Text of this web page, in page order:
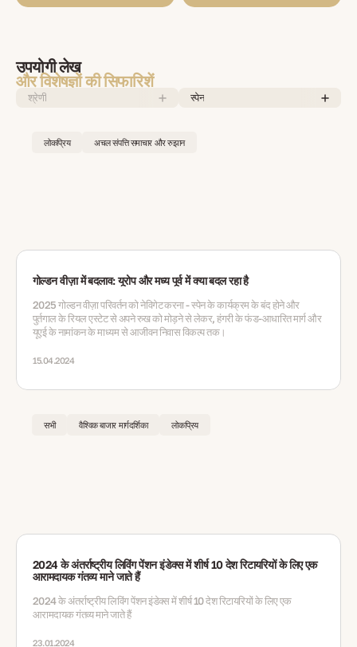
उपयोगी लेख
और विशेषज्ञों की सिफारिशें
श्रेणी स्पेन
लोकप्रिय अचल संपत्ति समाचार और रुझान
गोल्डन वीज़ा में बदलाव: यूरोप और मध्य पूर्व में क्या बदल रहा है
2025 गोल्डन वीज़ा परिवर्तन को नेविगेट करना - स्पेन के कार्यक्रम के बंद होने और
पुर्तगाल के रियल एस्टेट से अपने रुख को मोड़ने से लेकर, हंगरी के फंड-आधारित मार्ग और
यूएई के नामांकन के माध्यम से आजीवन निवास विकल्प तक।
15.04.2024
सभी वैश्विक बाजार मार्गदर्शिका लोकप्रिय
2024 के अंतर्राष्ट्रीय लिविंग पेंशन इंडेक्स में शीर्ष 10 देश रिटायरियों के लिए एक
आरामदायक गंतव्य माने जाते हैं
2024 के अंतर्राष्ट्रीय लिविंग पेंशन इंडेक्स में शीर्ष 10 देश रिटायरियों के लिए एक
आरामदायक गंतव्य माने जाते हैं
23.01.2024